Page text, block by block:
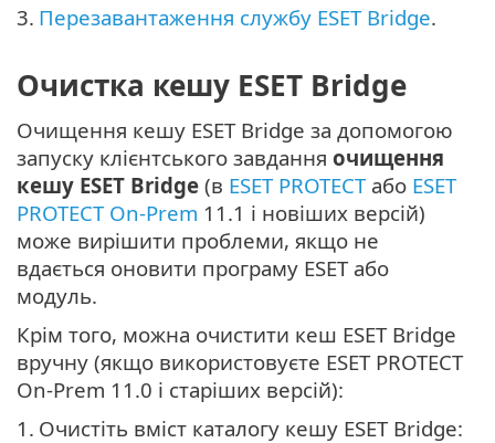
3. Перезавантаження службу ESET Bridge.
Очистка кешу ESET Bridge
Очищення кешу ESET Bridge за допомогою
запуску клієнтського завдання очищення
кешу ESET Bridge (в ESET PROTECTабо ESET
PROTECT On-Prem 11.1 і новіших версій)
може вирішити проблеми, якщо не
вдається оновити програму ESET або
модуль.
Крім того, можна очистити кеш ESET Bridge
вручну (якщо використовуєте ESET PROTECT
On-Prem 11.0 і старіших версій):
1. Очистіть вміст каталогу кешу ESET Bridge: